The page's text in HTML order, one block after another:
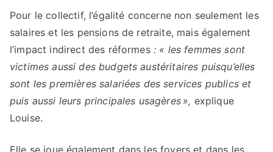
Pour le collectif, l’égalité concerne non seulement les
salaires et les pensions de retraite, mais également
l’impact indirect des réformes : « les femmes sont
victimes aussi des budgets austéritaires puisqu’elles
sont les premières salariées des services publics et
puis aussi leurs principales usagères », explique
Louise.